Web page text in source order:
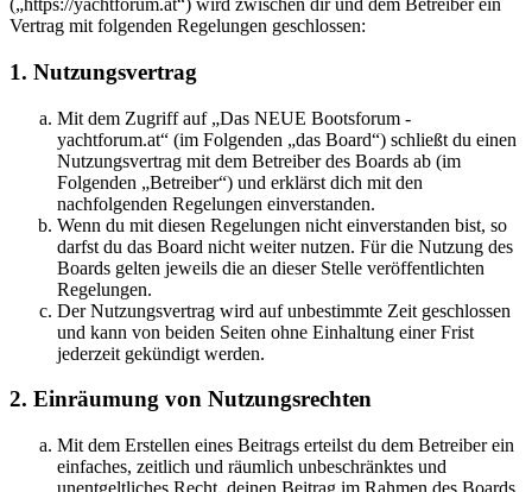
(„https://yachtforum.at“) wird zwischen dir und dem Betreiber ein
Vertrag mit folgenden Regelungen geschlossen:
1. Nutzungsvertrag
Mit dem Zugriff auf „Das NEUE Bootsforum -
yachtforum.at“ (im Folgenden „das Board“) schließt du einen
Nutzungsvertrag mit dem Betreiber des Boards ab (im
Folgenden „Betreiber“) und erklärst dich mit den
nachfolgenden Regelungen einverstanden.
Wenn du mit diesen Regelungen nicht einverstanden bist, so
darfst du das Board nicht weiter nutzen. Für die Nutzung des
Boards gelten jeweils die an dieser Stelle veröffentlichten
Regelungen.
Der Nutzungsvertrag wird auf unbestimmte Zeit geschlossen
und kann von beiden Seiten ohne Einhaltung einer Frist
jederzeit gekündigt werden.
2. Einräumung von Nutzungsrechten
Mit dem Erstellen eines Beitrags erteilst du dem Betreiber ein
einfaches, zeitlich und räumlich unbeschränktes und